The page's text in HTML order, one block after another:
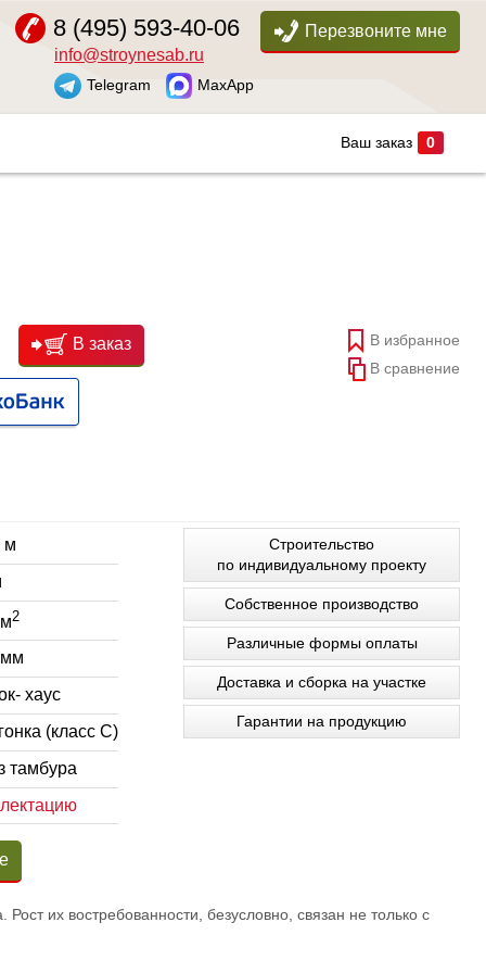
8 (495) 593-40-06
info@stroynesab.ru
Перезвоните мне
Telegram MaxApp
Ваш заказ 0
В избранное
В сравнение
В заказ
м
2
хаус
(класс С)
тамбура
Строительство
по индивидуальному проекту
Собственное производство
Различные формы оплаты
Доставка и сборка на участке
Гарантии на продукцию
их востребованности, безусловно, связан не только с